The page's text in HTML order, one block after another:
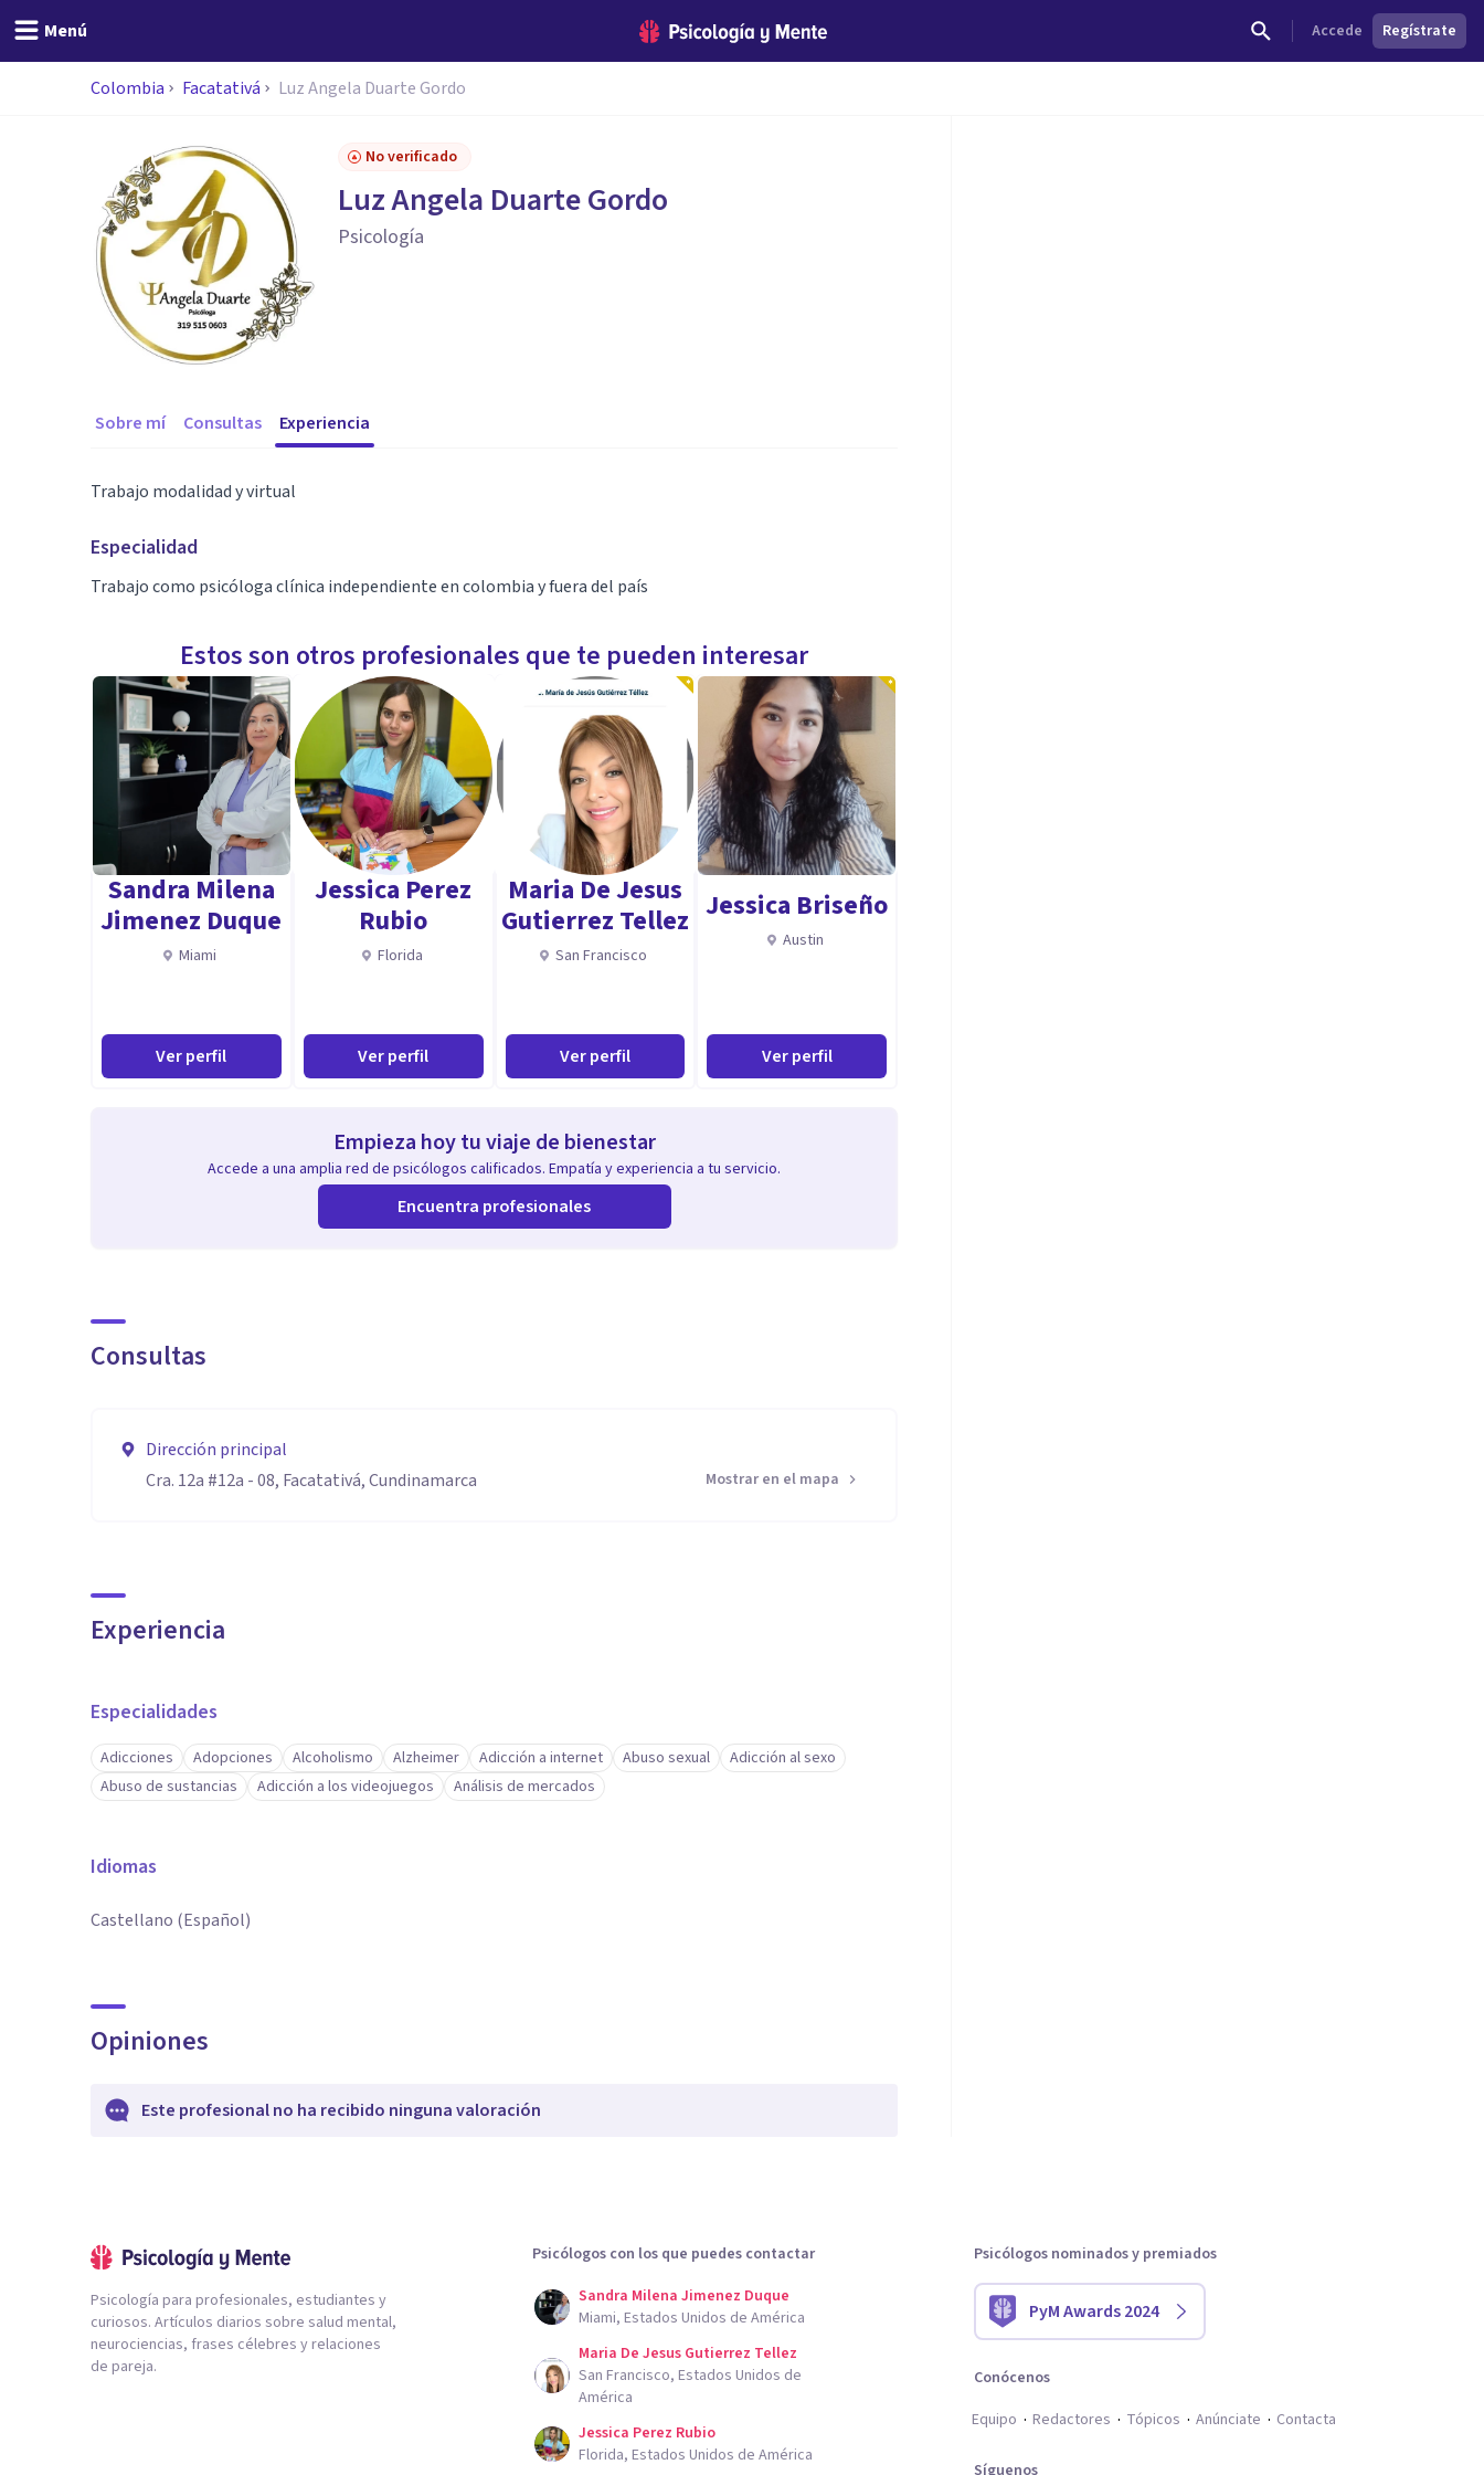
Menú Accede Regístrate
Colombia Facatativá Luz Angela Duarte Gordo
No verificado
Luz Angela Duarte Gordo
Psicología
Sobre mí Consultas Experiencia
Trabajo modalidad y virtual
Especialidad
Trabajo como psicóloga clínica independiente en colombia y fuera del país
Estos son otros profesionales que te pueden interesar
Sandra Milena
Jimenez Duque
Miami
Ver perfil
Jessica Perez
Rubio
Florida
Ver perfil
Maria De Jesus
Gutierrez Tellez
San Francisco
Ver perfil
Jessica Briseño
Austin
Ver perfil
Empieza hoy tu viaje de bienestar
Accede a una amplia red de psicólogos calificados. Empatía y experiencia a tu servicio.
Encuentra profesionales
Consultas
Dirección principal
Cra. 12a #12a - 08, Facatativá, Cundinamarca
Mostrar en el mapa
Experiencia
Especialidades
Adicciones Adopciones Alcoholismo Alzheimer Adicción a internet Abuso sexual
Adicción al sexo
Abuso de sustancias
Adicción a los videojuegos Análisis de mercados
Idiomas
Castellano (Español)
Opiniones
Este profesional no ha recibido ninguna valoración
Psicología para profesionales, estudiantes y
curiosos. Artículos diarios sobre salud mental,
neurociencias, frases célebres y relaciones
de pareja.
Psicólogos con los que puedes contactar
Sandra Milena Jimenez Duque
Miami, Estados Unidos de América
Maria De Jesus Gutierrez Tellez
San Francisco, Estados Unidos de
América
Jessica Perez Rubio
Florida, Estados Unidos de América
Psicólogos nominados y premiados
PyM Awards 2024
Conócenos
Equipo
Redactores Tópicos Anúnciate Contacta
Síguenos